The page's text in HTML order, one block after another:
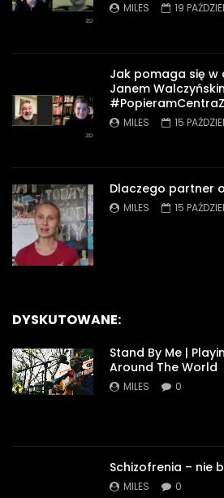
MILES 19
Jak pomaga się w
Janem
MILES 15
Dlaczego partner
MILES 15
DYSKUTOWANE:
Stand By Me |
Around The World
MILES 0
Schizofrenia – nie
MILES 0